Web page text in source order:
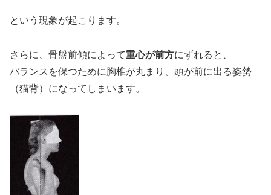
という現象が起こります。
さらに、骨盤前傾によって重心が前方にずれると、
バランスを保つために胸椎が丸まり、頭が前に出る姿勢
（猫背）になってしまいます。